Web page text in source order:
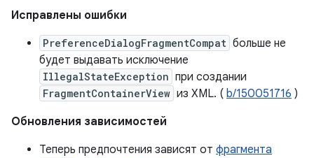
Исправлены ошибки
PreferenceDialogFragmentCompat больше не
будет выдавать исключение
IllegalStateException при создании
FragmentContainerView из XML. ( b/150051716 )
Обновления зависимостей
Теперь предпочтения зависят от фрагмента